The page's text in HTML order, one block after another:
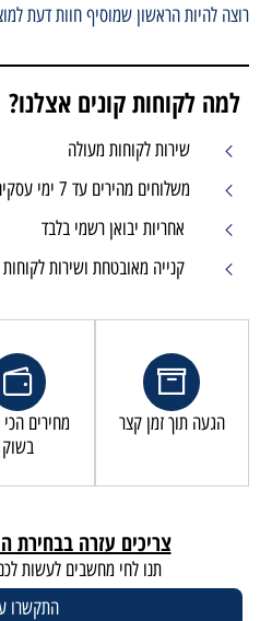
רוצה להיות הראשון שמוסיף חוות דעת
למה לקוחות קונים אצלנו?
שירות לקוחות מעולה
משלוחים מהירים עד 7 ימי עסקים
אחריות יבואן רשמי בלבד
קנייה מאובטחת ושירות
הגעה תוך זמן קצר
מחירים
בשוק
צריכים עזרה
תנו לחי מחשבים לעשות
התקשרו